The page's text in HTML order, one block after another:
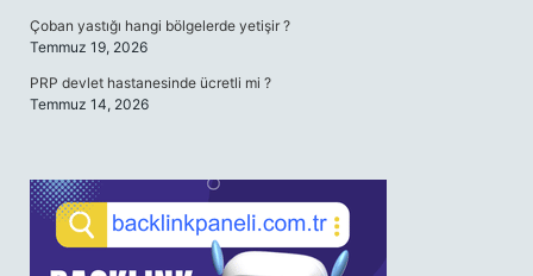
Çoban yastığı hangi bölgelerde yetişir ?
Temmuz 19, 2026
PRP devlet hastanesinde ücretli mi ?
Temmuz 14, 2026